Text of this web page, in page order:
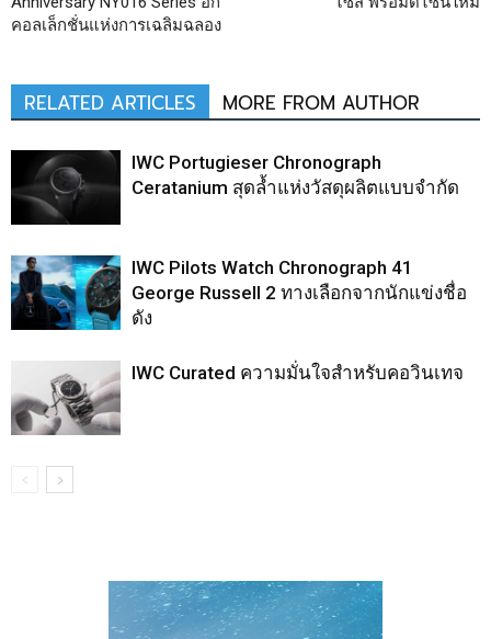
คอลเล็กชั่นแห่งการเฉลิมฉลอง
RELATED ARTICLES MORE FROM AUTHOR
IWC Portugieser Chronograph
Ceratanium สุดล้ำแห่งวัสดุผลิตแบบจำกัด
IWC Pilots Watch Chronograph 41
George Russell 2 ทางเลือกจากนักแข่งชื่อ
ดัง
IWC Curated ความมั่นใจสำหรับคอวินเทจ